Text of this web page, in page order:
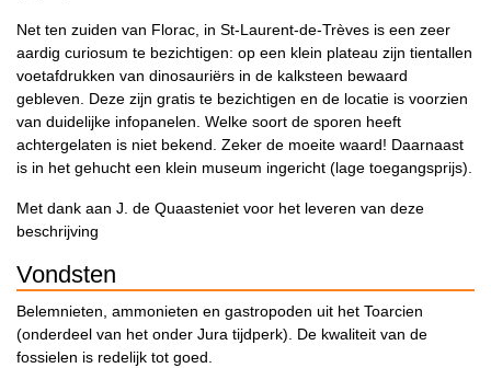
Net ten zuiden van Florac, in St-Laurent-de-Trèves is een zeer
aardig curiosum te bezichtigen: op een klein plateau zijn tientallen
voetafdrukken van dinosauriërs in de kalksteen bewaard
gebleven. Deze zijn gratis te bezichtigen en de locatie is voorzien
van duidelijke infopanelen. Welke soort de sporen heeft
achtergelaten is niet bekend. Zeker de moeite waard! Daarnaast
is in het gehucht een klein museum ingericht (lage toegangsprijs).
Met dank aan J. de Quaasteniet voor het leveren van deze
beschrijving
Vondsten
Belemnieten, ammonieten en gastropoden uit het Toarcien
(onderdeel van het onder Jura tijdperk). De kwaliteit van de
fossielen is redelijk tot goed.